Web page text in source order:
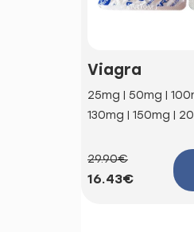
Viagra
25mg | 50mg |
130mg | 150mg |
29.90€
16.43€